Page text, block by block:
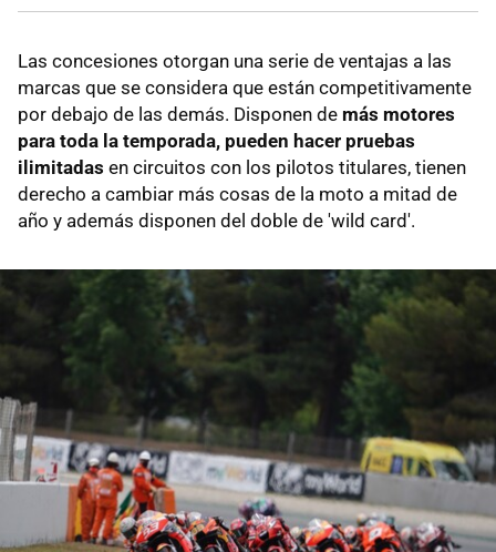
Las concesiones otorgan una serie de ventajas a las
marcas que se considera que están competitivamente
por debajo de las demás. Disponen de más motores
para toda la temporada, pueden hacer pruebas
ilimitadas en circuitos con los pilotos titulares, tienen
derecho a cambiar más cosas de la moto a mitad de
año y además disponen del doble de 'wild card'.